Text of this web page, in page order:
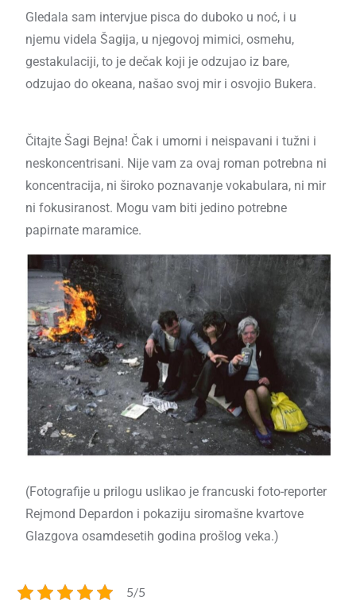
Gledala sam intervjue pisca do duboko u noć, i u
njemu videla Šagija, u njegovoj mimici, osmehu,
gestakulaciji, to je dečak koji je odzujao iz bare,
odzujao do okeana, našao svoj mir i osvojio Bukera.
Čitajte Šagi Bejna! Čak i umorni i neispavani i tužni i
neskoncentrisani. Nije vam za ovaj roman potrebna ni
koncentracija, ni široko poznavanje vokabulara, ni mir
ni fokusiranost. Mogu vam biti jedino potrebne
papirnate maramice.
(Fotografije u prilogu uslikao je francuski foto-reporter
Rejmond Depardon i pokaziju siromašne kvartove
Glazgova osamdesetih godina prošlog veka.)
5/5